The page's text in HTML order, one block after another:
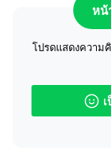
หน้
โปรดแสดงความ